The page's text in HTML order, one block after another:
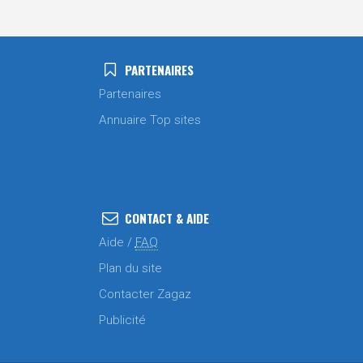
PARTENAIRES
Partenaires
Annuaire Top sites
CONTACT & AIDE
Aide / FAQ
Plan du site
Contacter Zagaz
Publicité